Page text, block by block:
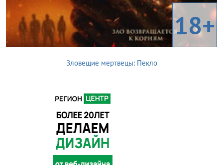
18+
Зловещие мертвецы: Пекло